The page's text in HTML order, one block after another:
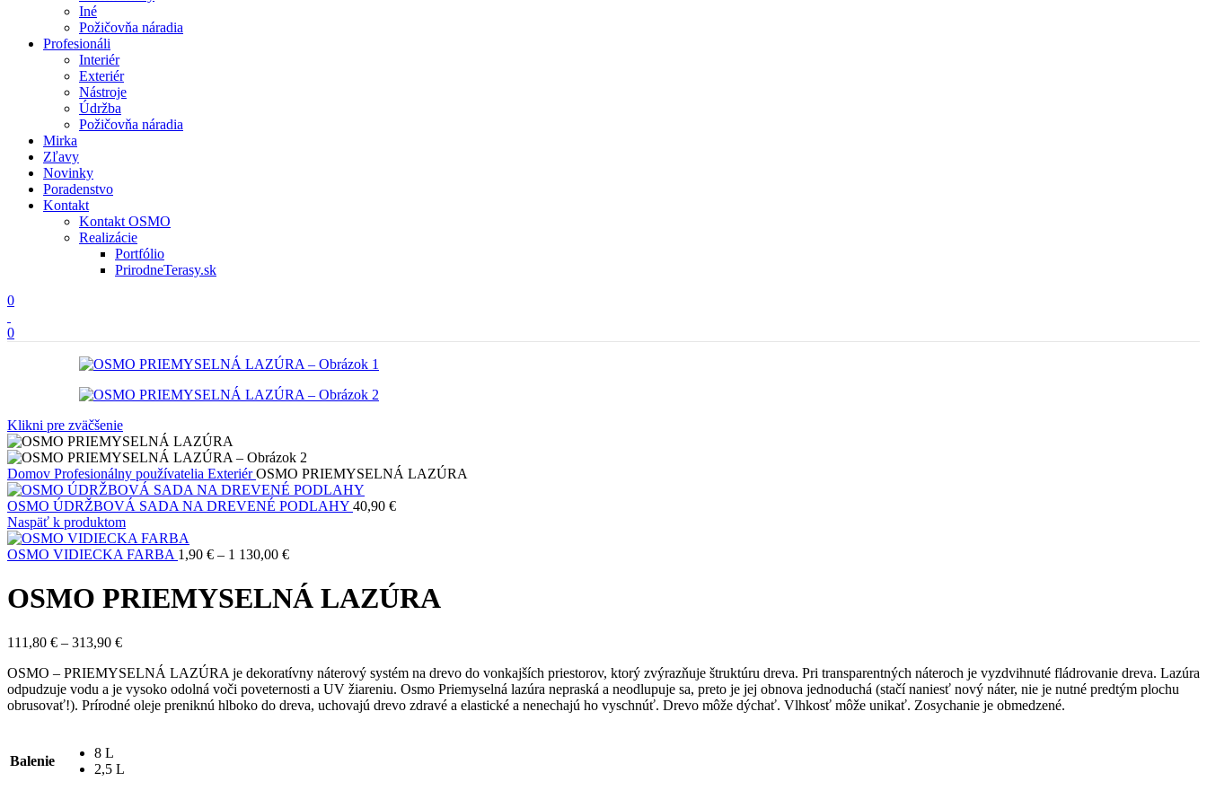
Iné
Požičovňa náradia
Profesionáli
Interiér
Exteriér
Nástroje
Údržba
Požičovňa náradia
Mirka
Zľavy
Novinky
Poradenstvo
Kontakt
Kontakt OSMO
Realizácie
Portfólio
PrirodneTerasy.sk
0
0
Klikni pre zväčšenie
Domov Profesionálny používatelia ExteriérOSMO PRIEMYSELNÁ LAZÚRA
OSMO ÚDRŽBOVÁ SADA NA DREVENÉ PODLAHY 40,90 €
Naspäť k produktom
OSMO VIDIECKA FARBA 1,90 € – 1 130,00 €Price
1,90 €
through
OSMO PRIEMYSELNÁ LAZÚRA
111,80 € – 313,90 €Price
111,80 €
through
313,90 €
OSMO – PRIEMYSELNÁ LAZÚRA je dekoratívny náterový systém na drevo do vonkajších priestorov, ktorý zvýrazňuje štruktúru dreva. Pri transparentných náteroch je vyzdvihnuté fládrovanie dreva. Lazúra
odpudzuje vodu a je vysoko odolná voči poveternosti a UV žiareniu. Osmo Priemyselná lazúra nepraská a neodlupuje sa, preto je jej obnova jednoduchá (stačí naniesť nový náter, nie je nutné predtým plochu
obrusovať!). Prírodné oleje preniknú hlboko do dreva, uchovajú drevo zdravé a elastické a nenechajú ho vyschnúť. Drevo môže dýchať. Vlhkosť môže unikať. Zosychanie je obmedzené.
Balenie
8 L
2,5 L